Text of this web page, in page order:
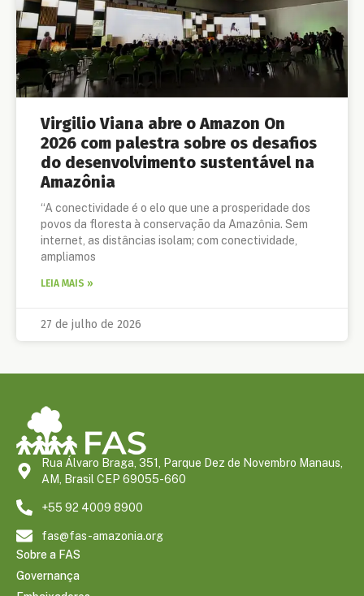
Virgilio Viana abre o Amazon On
2026 com palestra sobre os desafios
do desenvolvimento sustentável na
Amazônia
“A conectividade é o elo que une a prosperidade dos
povos da floresta à conservação da Amazônia. Sem
internet, as distâncias isolam; com conectividade,
ampliamos
LEIA MAIS »
27 de julho de 2026
Rua Álvaro Braga, 351, Parque Dez de Novembro Manaus,
AM, Brasil CEP 69055-660
+55 92 4009 8900
fas@fas-amazonia.org
Sobre a FAS
Governança